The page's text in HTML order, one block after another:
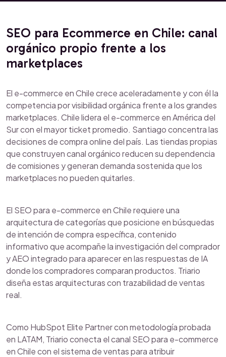
SEO para Ecommerce en Chile: canal
orgánico propio frente a los
marketplaces
El e-commerce en Chile crece aceleradamente y con él la
competencia por visibilidad orgánica frente a los grandes
marketplaces. Chile lidera el e-commerce en América del
Sur con el mayor ticket promedio. Santiago concentra las
decisiones de compra online del país. Las tiendas propias
que construyen canal orgánico reducen su dependencia
de comisiones y generan demanda sostenida que los
marketplaces no pueden quitarles.
El SEO para e-commerce en Chile requiere una
arquitectura de categorías que posicione en búsquedas
de intención de compra específica, contenido
informativo que acompañe la investigación del comprador
y AEO integrado para aparecer en las respuestas de IA
donde los compradores comparan productos. Triario
diseña estas arquitecturas con trazabilidad de ventas
real.
Como HubSpot Elite Partner con metodología probada
en LATAM, Triario conecta el canal SEO para e-commerce
en Chile con el sistema de ventas para atribuir